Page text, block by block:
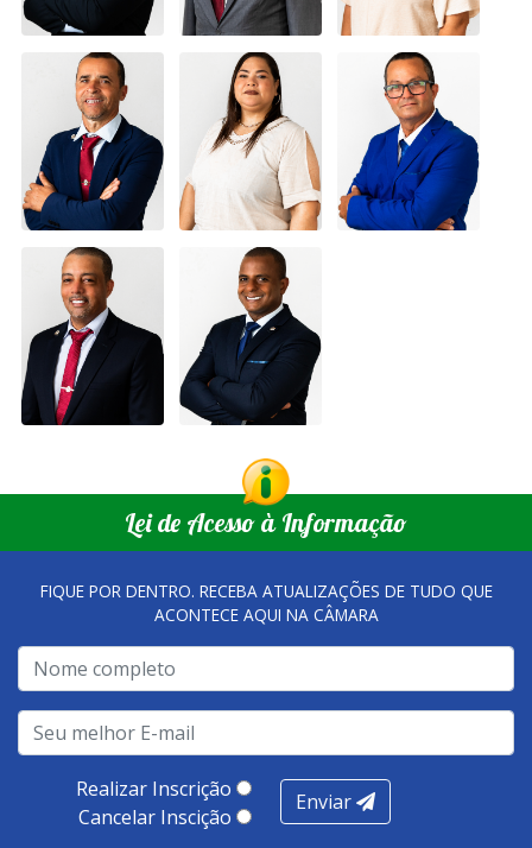
Lei de Acesso à Informação
FIQUE POR DENTRO. RECEBA ATUALIZAÇÕES DE TUDO QUE
ACONTECE AQUI NA CÂMARA
Realizar Inscrição
Cancelar Inscição
Enviar